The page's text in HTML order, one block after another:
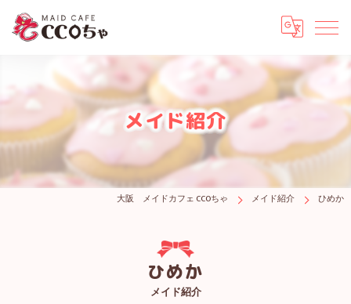
メイド紹介
大阪 メイドカフェ CCOちゃ メイド紹介 ひめか
メイド紹介
ひめか